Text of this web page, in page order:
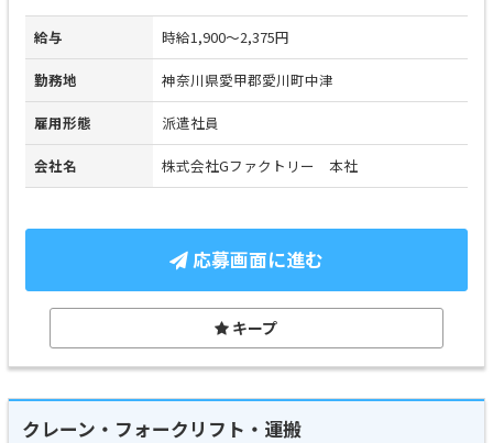
給与 時給1,900～2,375円
勤務地 神奈川県愛甲郡愛川町中津
雇用形態 派遣社員
会社名 株式会社Gファクトリー 本社
応募画面に進む
キープ
クレーン・フォークリフト・運搬